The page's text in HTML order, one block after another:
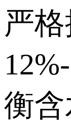
严
衡含